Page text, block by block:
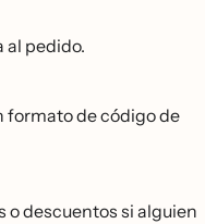
al pedido.
formato de código de
o descuentos si alguien